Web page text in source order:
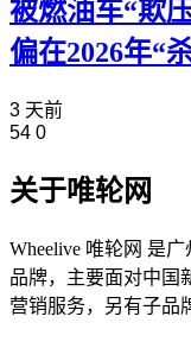
被燃油车“欺
偏在2026年“
3 天前
54 0
关于唯轮网
Wheelive 唯轮网 是
品牌，主要面对中国
营销服务，另有子品